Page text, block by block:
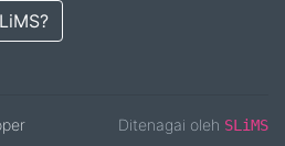
Ditenagai oleh SLiMS